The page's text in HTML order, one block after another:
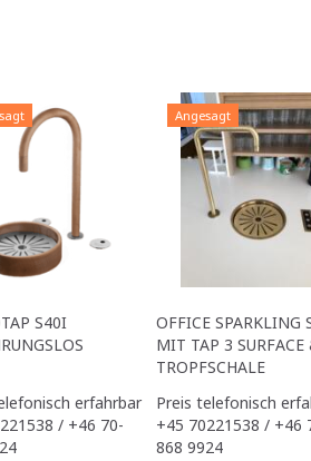
S40I
erfahrbar
/ +46 70-
Angesagt
OFFICE SPARKLING
MIT TAP 3 SURFACE
TROPFSCHALE
Preis telefonisch
+45 70221538 / +46
868 9924